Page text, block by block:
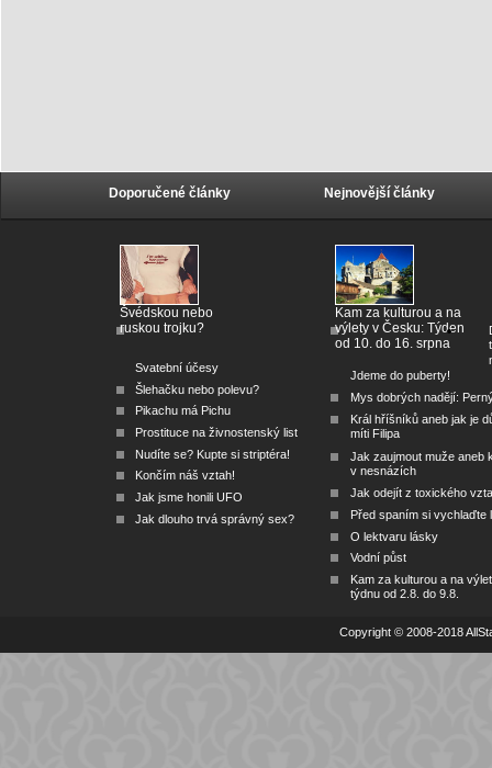
Doporučené články
Švédskou nebo
ruskou trojku?
Svatební účesy
Šlehačku nebo polevu?
Pikachu má Pichu
Prostituce na živnostenský list
Nudíte se? Kupte si striptéra!
Končím náš vztah!
Jak jsme honili UFO
Jak dlouho trvá správný sex?
Nejnovější články
Kam za kulturou a na
výlety v Česku: Týden
od 10. do 16. srpna
Jdeme do puberty!
Mys dobrých nadějí:
Král hříšníků aneb jak je
míti Filipa
Jak zaujmout muže aneb
v nesnázích
Jak odejít z toxického
Před spaním si vychlaďte
O lektvaru lásky
Vodní půst
Kam za kulturou a na
týdnu od 2.8. do 9.8.
Copyright © 2008-2018